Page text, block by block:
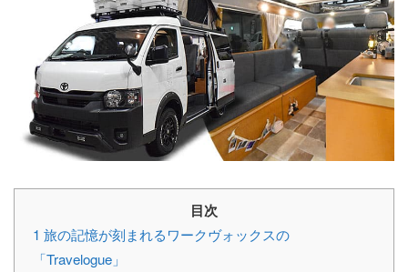
目次
1 旅の記憶が刻まれるワークヴォックスの
「Travelogue」